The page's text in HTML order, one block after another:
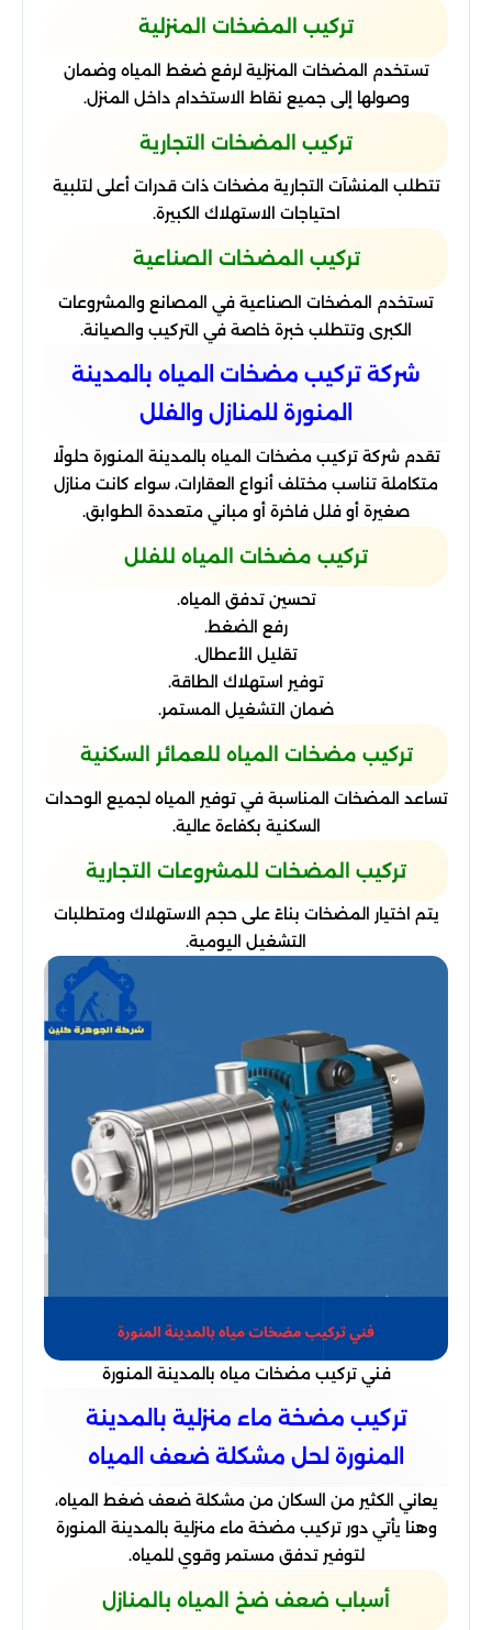
تركيب المضخات المنزلية
تستخدم المضخات المنزلية لرفع ضغط المياه وضمان
وصولها إلى جميع نقاط الاستخدام داخل المنزل.
تركيب المضخات التجارية
تتطلب المنشآت التجارية مضخات ذات قدرات أعلى لتلبية
احتياجات الاستهلاك الكبيرة.
تركيب المضخات الصناعية
تستخدم المضخات الصناعية في المصانع والمشروعات
الكبرى وتتطلب خبرة خاصة في التركيب والصيانة.
شركة تركيب مضخات المياه بالمدينة
المنورة للمنازل والفلل
تقدم شركة تركيب مضخات المياه بالمدينة المنورة حلولًا
متكاملة تناسب مختلف أنواع العقارات، سواء كانت منازل
صغيرة أو فلل فاخرة أو مباني متعددة الطوابق.
تركيب مضخات المياه للفلل
تحسين تدفق المياه.
رفع الضغط.
تقليل الأعطال.
توفير استهلاك الطاقة.
ضمان التشغيل المستمر.
تركيب مضخات المياه للعمائر السكنية
تساعد المضخات المناسبة في توفير المياه لجميع الوحدات
السكنية بكفاءة عالية.
تركيب المضخات للمشروعات التجارية
يتم اختيار المضخات بناءً على حجم الاستهلاك ومتطلبات
التشغيل اليومية.
فني تركيب مضخات مياه بالمدينة المنورة
تركيب مضخة ماء منزلية بالمدينة
المنورة لحل مشكلة ضعف المياه
يعاني الكثير من السكان من مشكلة ضعف ضغط المياه،
وهنا يأتي دور تركيب مضخة ماء منزلية بالمدينة المنورة
لتوفير تدفق مستمر وقوي للمياه.
أسباب ضعف ضخ المياه بالمنازل